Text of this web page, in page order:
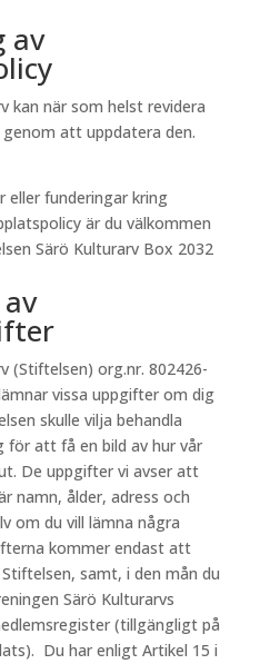
av
kan när som helst revidera
att uppdatera den.
eller funderingar kring
är du välkommen
Särö Kulturarv Box 2032
(Stiftelsen) org.nr. 802426-
vissa uppgifter om dig
skulle vilja behandla
för att få en bild av hur vår
De uppgifter vi avser att
namn, ålder, adress och
om du vill lämna några
kommer endast att
samt, i den mån du
Särö Kulturarvs
(tillgängligt på
Du har enligt Artikel 15 i